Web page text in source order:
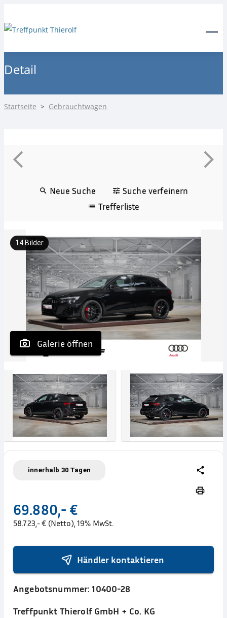
Detail
Startseite > Gebrauchtwagen
Neue Suche
Suche verfeinern
Trefferliste
Galerie öffnen
14 Bilder
innerhalb 30 Tagen
69.880,- €
58.723,- € (Netto), 19% MwSt.
Händler kontaktieren
Angebotsnummer:10400-28
Treffpunkt Thierolf GmbH + Co. KG